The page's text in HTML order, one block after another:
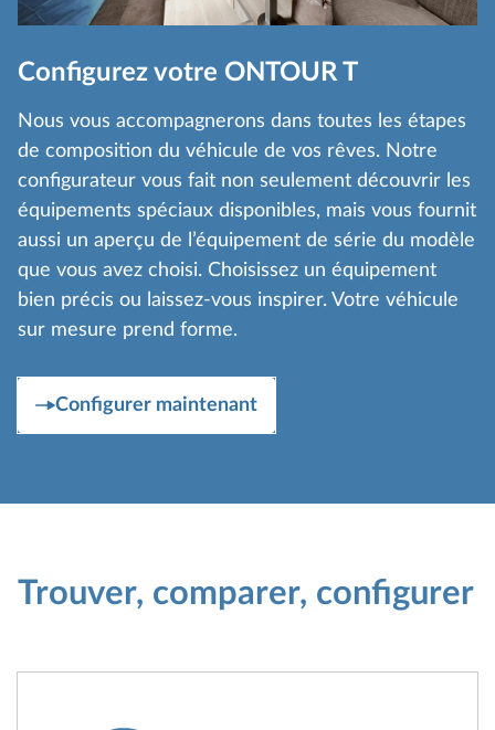
Configurez votre ONTOUR T
Nous vous accompagnerons dans toutes les étapes
de composition du véhicule de vos rêves. Notre
configurateur vous fait non seulement découvrir les
équipements spéciaux disponibles, mais vous fournit
aussi un aperçu de l’équipement de série du modèle
que vous avez choisi. Choisissez un équipement
bien précis ou laissez-vous inspirer. Votre véhicule
sur mesure prend forme.
Configurer maintenant
Trouver, comparer, configurer